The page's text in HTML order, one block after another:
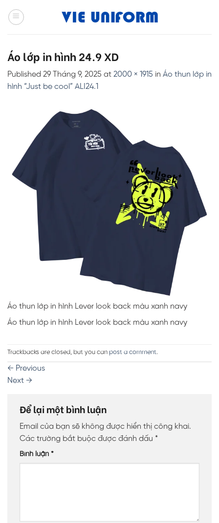
Áo lớp in hình 24.9 XD
Published 29 Tháng 9, 2025 at 2000 × 1915 in Áo thun lớp in
hình “Just be cool” ALI24.1
Áo thun lớp in hình Lever look back màu xanh navy
Áo thun lớp in hình Lever look back màu xanh navy
Trackbacks are closed, but you can post a comment.
← Previous
Next →
Để lại một bình luận
Email của bạn sẽ không được hiển thị công khai.
Các trường bắt buộc được đánh dấu *
Bình luận *